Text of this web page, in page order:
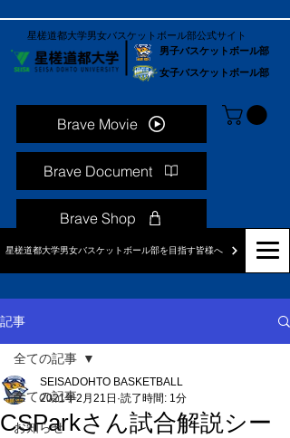
男子バスケットボール部
女子バスケットボール部
星槎道都大学男女バスケットボール部を目指す皆様へ
星槎道都大学男女バスケットボール部公式サイト
Brave Movie
Brave Document
Brave Shop
記事
全ての記事
お知らせ
全ての記事
CSParkさん試合解説シー
SEISADOHTO BASKETBALL
2021年2月21日 読了時間: 1分